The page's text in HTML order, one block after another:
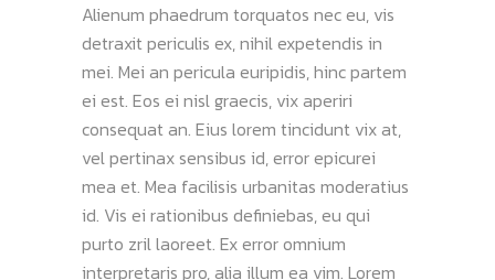
Alienum phaedrum torquatos nec eu, vis
detraxit periculis ex, nihil expetendis in
mei. Mei an pericula euripidis, hinc partem
ei est. Eos ei nisl graecis, vix aperiri
consequat an. Eius lorem tincidunt vix at,
vel pertinax sensibus id, error epicurei
mea et. Mea facilisis urbanitas moderatius
id. Vis ei rationibus definiebas, eu qui
purto zril laoreet. Ex error omnium
interpretaris pro, alia illum ea vim. Lorem